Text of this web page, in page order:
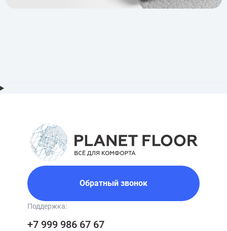
Обратный звонок
Поддержка:
+7 999 986 67 67